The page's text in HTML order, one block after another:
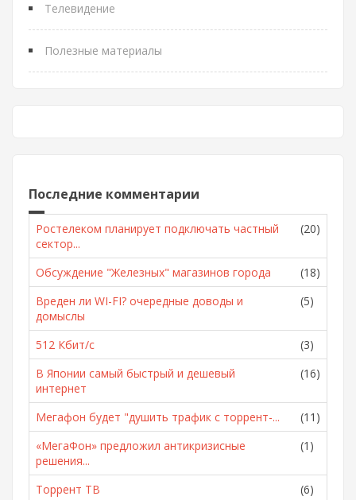
Телевидение
Полезные материалы
Последние комментарии
Ростелеком планирует подключать частный
сектор...
(20)
Обсуждение "Железных" магазинов города
(18)
Вреден ли WI-FI? очередные доводы и
домыслы
(5)
512 Кбит/с
(3)
В Японии самый быстрый и дешевый
интернет
(16)
Мегафон будет "душить трафик с торрент-...
(11)
«МегаФон» предложил антикризисные
решения...
(1)
Торрент ТВ
(6)